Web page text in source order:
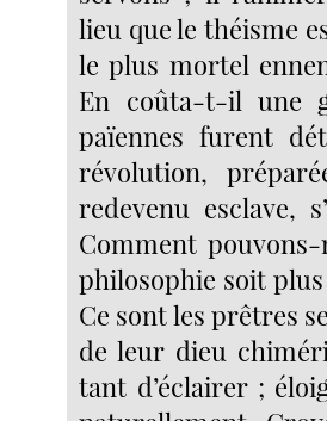
lieu que le théisme
le plus mortel
En coûta-t-il une
païennes furent
révolution,
redevenu esclave,
Comment
philosophie soit
Ce sont les prêtres
de leur dieu
tant d’éclairer ;